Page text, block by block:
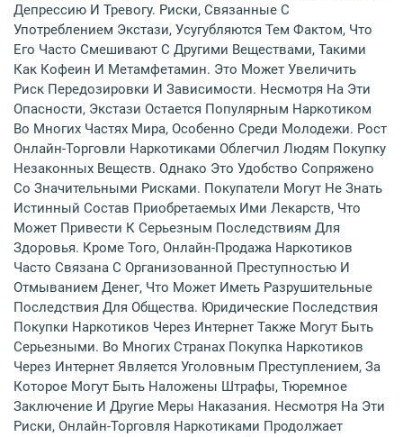
Депрессию И Тревогу. Риски, Связанные С
Употреблением Экстази, Усугубляются Тем Фактом, Что
Его Часто Смешивают С Другими Веществами, Такими
Как Кофеин И Метамфетамин. Это Может Увеличить
Риск Передозировки И Зависимости. Несмотря На Эти
Опасности, Экстази Остается Популярным Наркотиком
Во Многих Частях Мира, Особенно Среди Молодежи. Рост
Онлайн-Торговли Наркотиками Облегчил Людям Покупку
Незаконных Веществ. Однако Это Удобство Сопряжено
Со Значительными Рисками. Покупатели Могут Не Знать
Истинный Состав Приобретаемых Ими Лекарств, Что
Может Привести К Серьезным Последствиям Для
Здоровья. Кроме Того, Онлайн-Продажа Наркотиков
Часто Связана С Организованной Преступностью И
Отмыванием Денег, Что Может Иметь Разрушительные
Последствия Для Общества. Юридические Последствия
Покупки Наркотиков Через Интернет Также Могут Быть
Серьезными. Во Многих Странах Покупка Наркотиков
Через Интернет Является Уголовным Преступлением, За
Которое Могут Быть Наложены Штрафы, Тюремное
Заключение И Другие Меры Наказания. Несмотря На Эти
Риски, Онлайн-Торговля Наркотиками Продолжает